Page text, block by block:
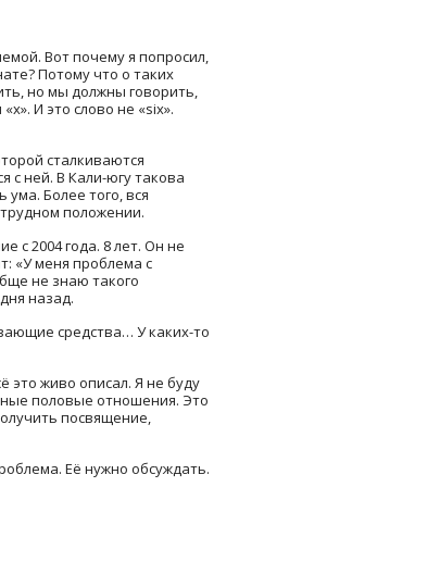
Вот почему я попросил,
Потому что о таких
но мы должны говорить,
И это слово не «six».
сталкиваются
с ней. В Кали-югу такова
Более того, вся
положении.
с 2004 года. 8 лет. Он не
«У меня проблема с
не знаю такого
назад.
средства… У каких-то
это живо описал. Я не буду
половые отношения. Это
посвящение,
Её нужно обсуждать.